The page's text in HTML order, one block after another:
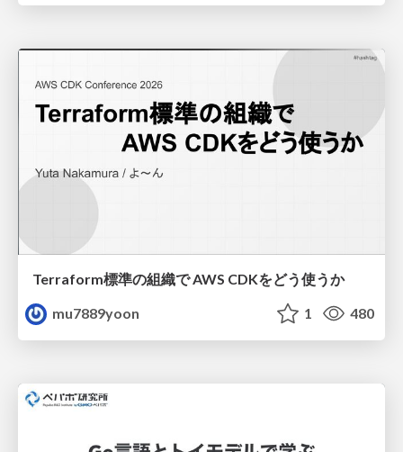
Terraform標準の組織で AWS CDKをどう使うか
mu7889yoon
1 480